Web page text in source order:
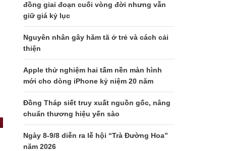
đồng giai đoạn cuối vòng đời nhưng vẫn
giữ giá kỷ lục
Nguyên nhân gây hăm tã ở trẻ và cách cải
thiện
Apple thử nghiệm hai tấm nền màn hình
mới cho dòng iPhone kỷ niệm 20 năm
Đồng Tháp siết truy xuất nguồn gốc, nâng
chuẩn thương hiệu yến sào
Ngày 8-9/8 diễn ra lễ hội “Trà Đường Hoa”
năm 2026